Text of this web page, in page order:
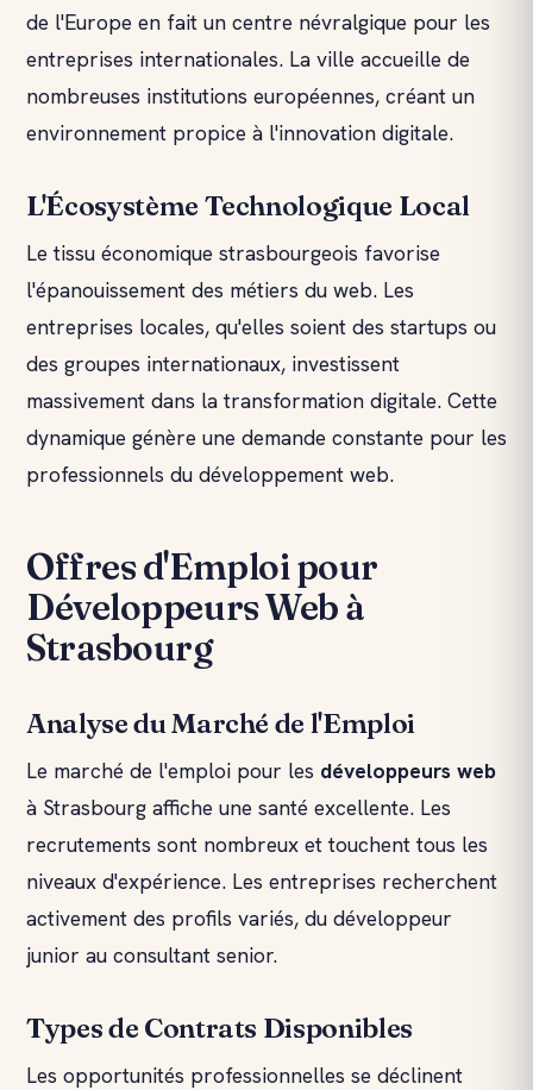
de l'Europe en fait un centre névralgique pour les
entreprises internationales. La ville accueille de
nombreuses institutions européennes, créant un
environnement propice à l'innovation digitale.
L'Écosystème Technologique Local
Le tissu économique strasbourgeois favorise
l'épanouissement des métiers du web. Les
entreprises locales, qu'elles soient des startups ou
des groupes internationaux, investissent
massivement dans la transformation digitale. Cette
dynamique génère une demande constante pour les
professionnels du développement web.
Offres d'Emploi pour
Développeurs Web à
Strasbourg
Analyse du Marché de l'Emploi
Le marché de l'emploi pour les développeurs web
à Strasbourg affiche une santé excellente. Les
recrutements sont nombreux et touchent tous les
niveaux d'expérience. Les entreprises recherchent
activement des profils variés, du développeur
junior au consultant senior.
Types de Contrats Disponibles
Les opportunités professionnelles se déclinent